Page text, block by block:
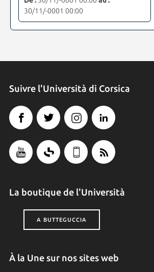
30/11/-0001 00:00
Suivre l'Università di Corsica
La boutique de l'Università
A BUTTEGUCCIA
À la Une sur nos sites web